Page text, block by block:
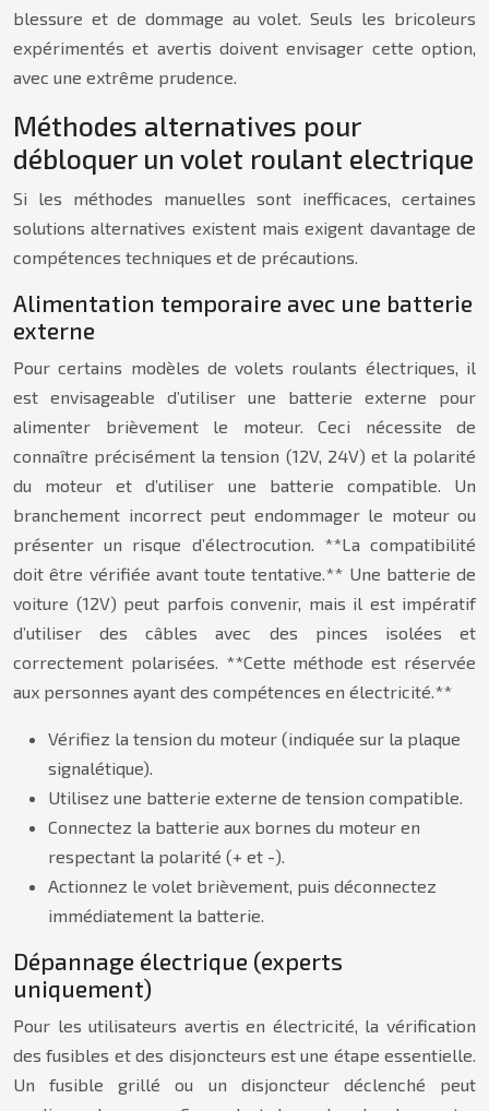
blessure et de dommage au volet. Seuls les bricoleurs
expérimentés et avertis doivent envisager cette option,
avec une extrême prudence.
Méthodes alternatives pour
débloquer un volet roulant electrique
Si les méthodes manuelles sont inefficaces, certaines
solutions alternatives existent mais exigent davantage de
compétences techniques et de précautions.
Alimentation temporaire avec une batterie
externe
Pour certains modèles de volets roulants électriques, il
est envisageable d’utiliser une batterie externe pour
alimenter brièvement le moteur. Ceci nécessite de
connaître précisément la tension (12V, 24V) et la polarité
du moteur et d’utiliser une batterie compatible. Un
branchement incorrect peut endommager le moteur ou
présenter un risque d’électrocution. **La compatibilité
doit être vérifiée avant toute tentative.** Une batterie de
voiture (12V) peut parfois convenir, mais il est impératif
d’utiliser des câbles avec des pinces isolées et
correctement polarisées. **Cette méthode est réservée
aux personnes ayant des compétences en électricité.**
Vérifiez la tension du moteur (indiquée sur la plaque
signalétique).
Utilisez une batterie externe de tension compatible.
Connectez la batterie aux bornes du moteur en
respectant la polarité (+ et -).
Actionnez le volet brièvement, puis déconnectez
immédiatement la batterie.
Dépannage électrique (experts
uniquement)
Pour les utilisateurs avertis en électricité, la vérification
des fusibles et des disjoncteurs est une étape essentielle.
Un fusible grillé ou un disjoncteur déclenché peut